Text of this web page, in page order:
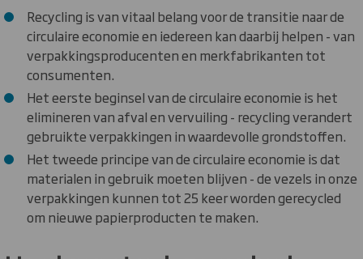
Recycling is van vitaal belang voor de transitie naar de
circulaire economie en iedereen kan daarbij helpen - van
verpakkingsproducenten en merkfabrikanten tot
consumenten.
Het eerste beginsel van de circulaire economie is het
elimineren van afval en vervuiling - recycling verandert
gebruikte verpakkingen in waardevolle grondstoffen.
Het tweede principe van de circulaire economie is dat
materialen in gebruik moeten blijven - de vezels in onze
verpakkingen kunnen tot 25 keer worden gerecycled
om nieuwe papierproducten te maken.